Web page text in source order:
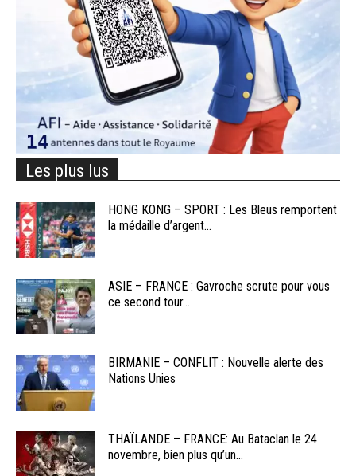
Les plus lus
HONG KONG – SPORT : Les Bleus remportent
la médaille d’argent...
ASIE – FRANCE : Gavroche scrute pour vous
ce second tour...
BIRMANIE – CONFLIT : Nouvelle alerte des
Nations Unies
THAÏLANDE – FRANCE: Au Bataclan le 24
novembre, bien plus qu’un...